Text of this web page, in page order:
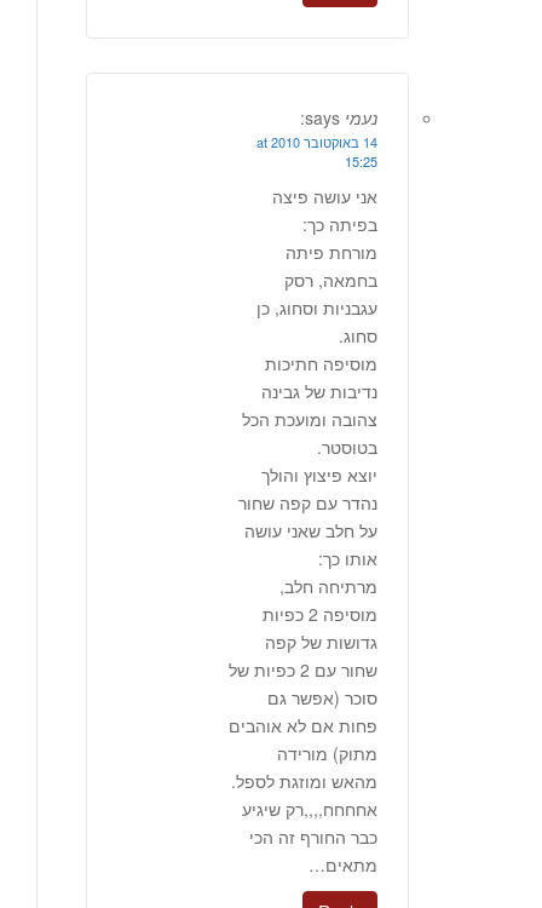
נעמי says:
14 באוקטובר 2010 at
15:25
אני עושה פיצה
בפיתה כך:
מורחת פיתה
בחמאה, רסק
עגבניות וסחוג, כן
סחוג.
מוסיפה חתיכות
נדיבות של גבינה
צהובה ומועכת הכל
בטוסטר.
יוצא פיצוץ והולך
נהדר עם קפה שחור
על חלב שאני עושה
אותו כך:
מרתיחה חלב,
מוסיפה 2 כפיות
גדושות של קפה
שחור עם 2 כפיות של
סוכר (אפשר גם
פחות אם לא אוהבים
מתוק) מורידה
מהאש ומוזגת לספל.
אחחחח,,,,רק שיגיע
כבר החורף זה הכי
מתאים…